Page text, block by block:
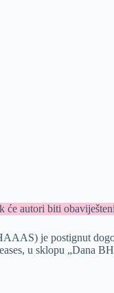
će autori biti
je postignut
u sklopu „Dana